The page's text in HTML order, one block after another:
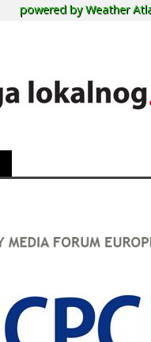
powered byWeather